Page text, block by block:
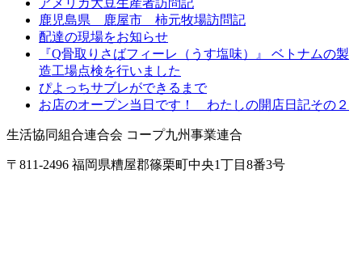
鹿児島県 鹿屋市 柿元牧場訪問記
配達の現場をお知らせ
『Q骨取りさばフィーレ（うす塩味）』 ベトナムの製
造工場点検を行いました
ぴよっちサブレができるまで
お店のオープン当日です！ わたしの開店日記その２
生活協同組合連合会 コープ九州事業連合
〒811-2496 福岡県糟屋郡篠栗町中央1丁目8番3号